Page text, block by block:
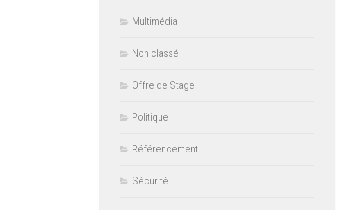
Multimédia
Non classé
Offre de Stage
Politique
Référencement
Sécurité